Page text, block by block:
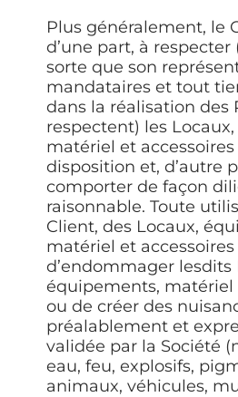
Plus généralement, le
d’une part, à respecter
sorte que son
mandataires et tout
dans la réalisation des
respectent) les
matériel et accessoires
disposition et, d’autre
comporter de façon
raisonnable. Toute
Client, des Locaux,
matériel et
d’endommager lesdits
équipements, matériel
ou de créer des
préalablement et
validée par la Société
eau, feu, explosifs,
animaux, véhicules,